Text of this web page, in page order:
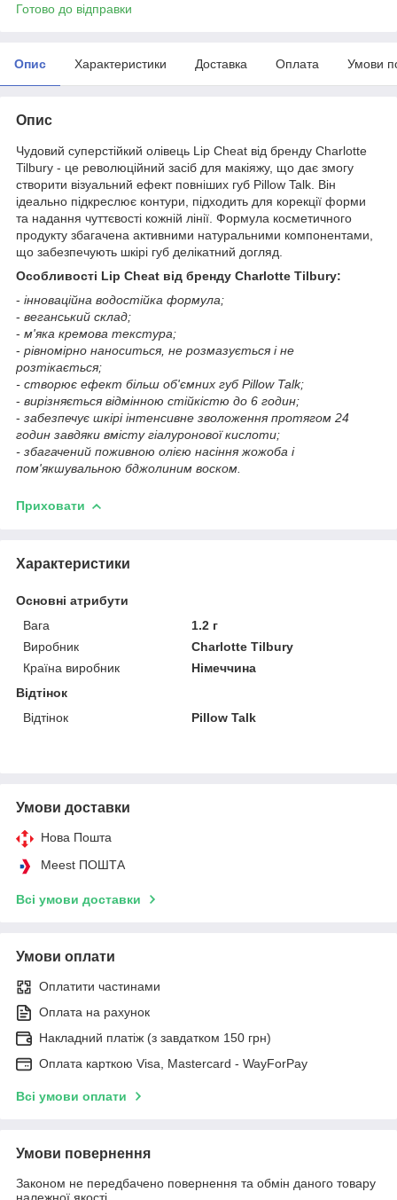
Готово до відправки
Опис Характеристики Доставка Оплата Умови
Опис
Чудовий суперстійкий олівець Lip Cheat від бренду Charlotte
Tilbury - це революційний засіб для макіяжу, що дає змогу
створити візуальний ефект повніших губ Pillow Talk. Він
ідеально підкреслює контури, підходить для корекції форми
та надання чуттєвості кожній лінії. Формула косметичного
продукту збагачена активними натуральними компонентами,
що забезпечують шкірі губ делікатний догляд.
Особливості Lip Cheat від бренду Charlotte Tilbury:
- інноваційна водостійка формула;
- веганський склад;
- м'яка кремова текстура;
- рівномірно наноситься, не розмазується і не
розтікається;
- створює ефект більш об'ємних губ Pillow Talk;
- вирізняється відмінною стійкістю до 6 годин;
- забезпечує шкірі інтенсивне зволоження протягом 24
годин завдяки вмісту гіалуронової кислоти;
- збагачений поживною олією насіння жожоба і
пом'якшувальною бджолиним воском.
Приховати
Характеристики
Основні атрибути
Вага
1.2 г
Виробник
Charlotte Tilbury
Країна виробник
Німеччина
Відтінок
Відтінок
Pillow Talk
Умови доставки
Нова Пошта
Meest ПОШТА
Всі умови доставки
Умови оплати
Оплатити частинами
Оплата на рахунок
Накладний платіж (з завдатком 150 грн)
Оплата карткою Visa, Mastercard - WayForPay
Всі умови оплати
Умови повернення
Законом не передбачено повернення та обмін даного товару
належної якості